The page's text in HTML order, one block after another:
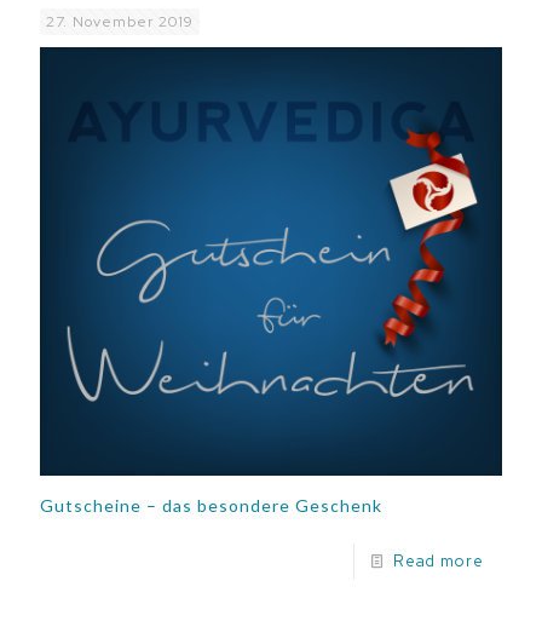
27. November 2019
Gutscheine – das besondere Geschenk
Read more